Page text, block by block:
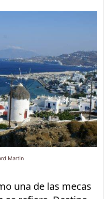
Martin
una de las mecas